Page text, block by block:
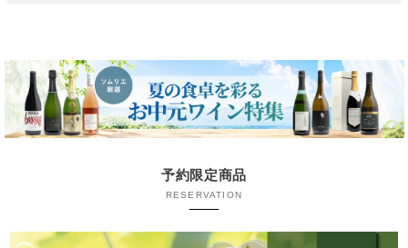
予約限定商品
RESERVATION